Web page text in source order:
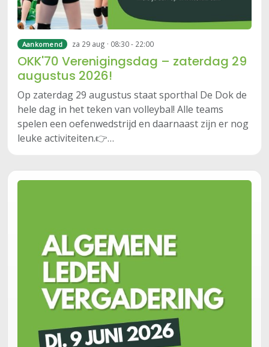
Aankomend za 29 aug · 08:30 - 22:00
OKK'70 Verenigingsdag – zaterdag 29
augustus 2026!
Op zaterdag 29 augustus staat sporthal De Dok de
hele dag in het teken van volleybal! Alle teams
spelen een oefenwedstrijd en daarnaast zijn er nog
leuke activiteiten.👉…